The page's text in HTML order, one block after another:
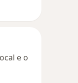
e o